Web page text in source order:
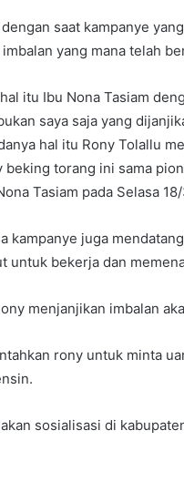
saat kampanye
yang mana telah
itu Ibu Nona Tasiam
saya saja yang
hal itu Rony Tolallu
beking torang ini sama
Tasiam pada Selasa
kampanye juga
untuk bekerja dan
menjanjikan imbalan
rony untuk minta
sosialisasi di